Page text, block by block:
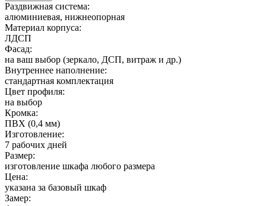
Раздвижная система:
алюминиевая, нижнеопорная
Материал корпуса:
ЛДСП
Фасад:
на ваш выбор (зеркало, ДСП, витраж и др.)
Внутреннее наполнение:
стандартная комплектация
Цвет профиля:
на выбор
Кромка:
ПВХ (0,4 мм)
Изготовление:
7 рабочих дней
Размер:
изготовление шкафа любого размера
Цена:
указана за базовый шкаф
Замер: